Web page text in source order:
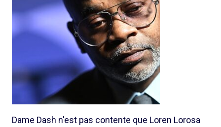
Dame Dash n'est pas contente que Loren Lorosa